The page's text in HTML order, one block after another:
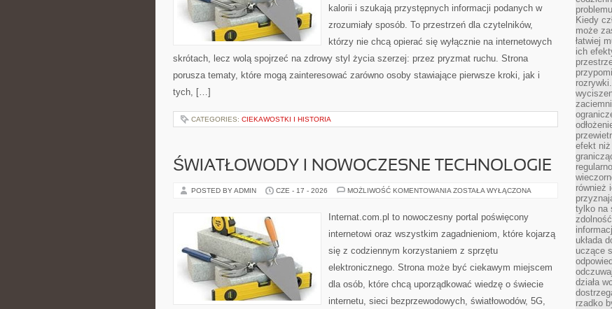
kalorii i szukają przystępnych informacji podanych w
zrozumiały sposób. To przestrzeń dla czytelników,
którzy nie chcą opierać się wyłącznie na internetowych
skrótach, lecz wolą spojrzeć na zdrowy styl życia szerzej: przez pryzmat ruchu. Strona
porusza tematy, które mogą zainteresować zarówno osoby stawiające pierwsze kroki, jak i
tych, […]
CATEGORIES: CIEKAWOSTKI I HISTORIA
ŚWIATŁOWODY I NOWOCZESNE TECHNOLOGIE
POSTED BY ADMIN CZE - 17 - 2026 MOŻLIWOŚĆ KOMENTOWANIA ŚWIATŁOWODY
TECHNOLOGIE
ZOSTAŁA WYŁĄCZONA
Internat.com.pl to nowoczesny portal poświęcony
internetowi oraz wszystkim zagadnieniom, które kojarzą
się z codziennym korzystaniem z sprzętu
elektronicznego. Strona może być ciekawym miejscem
dla osób, które chcą uporządkować wiedzę o świecie
internetu, sieci bezprzewodowych, światłowodów, 5G,
Kiedy
może
łatwiej
ich
efekt
również
tylko na
układa
uczące
działa
rzadko